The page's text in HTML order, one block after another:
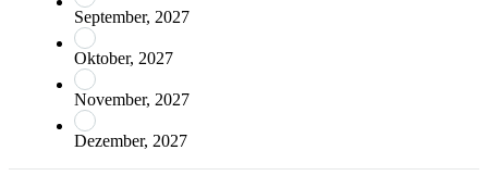
September, 2027
Oktober, 2027
November, 2027
Dezember, 2027